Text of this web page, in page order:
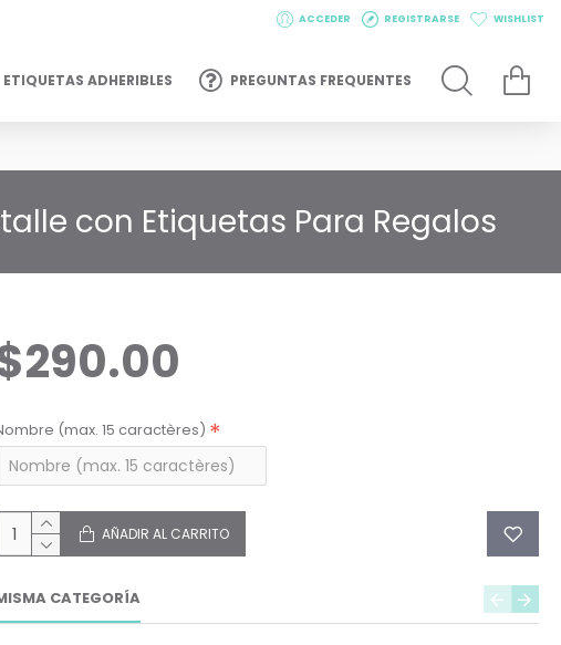
ACCEDER REGISTRARSE WISHLIST
ETIQUETAS ADHERIBLES PREGUNTAS FREQUENTES
con Etiquetas Para Regalos
(max. 15 caractères)
AÑADIR AL CARRITO
CATEGORÍA